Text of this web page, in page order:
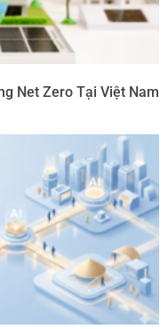
Net Zero Tại Việt Nam